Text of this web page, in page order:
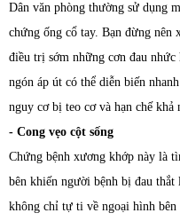
Dân văn phòng thường sử dụng
chứng ống cổ tay. Bạn đừng nên
điều trị sớm những cơn đau
ngón áp út có thể diễn biến
nguy cơ bị teo cơ và hạn chế khả
- Cong vẹo cột sống
Chứng bệnh xương khớp này là
bên khiến người bệnh bị đau
không chỉ tự ti về ngoại hình bên